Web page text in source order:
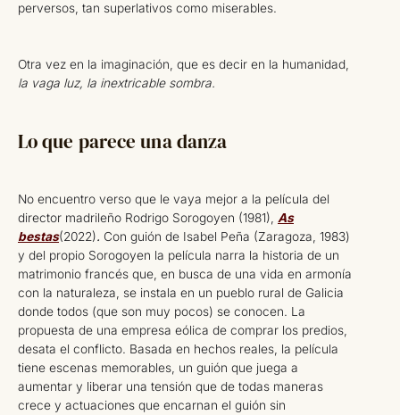
perversos, tan superlativos como miserables.
Otra vez en la imaginación, que es decir en la humanidad,
la vaga luz, la inextricable sombra.
Lo que parece una danza
No encuentro verso que le vaya mejor a la película del
director madrileño Rodrigo Sorogoyen (1981), As
bestas(2022). Con guión de Isabel Peña (Zaragoza, 1983)
y del propio Sorogoyen la película narra la historia de un
matrimonio francés que, en busca de una vida en armonía
con la naturaleza, se instala en un pueblo rural de Galicia
donde todos (que son muy pocos) se conocen. La
propuesta de una empresa eólica de comprar los predios,
desata el conflicto. Basada en hechos reales, la película
tiene escenas memorables, un guión que juega a
aumentar y liberar una tensión que de todas maneras
crece y actuaciones que encarnan el guión sin